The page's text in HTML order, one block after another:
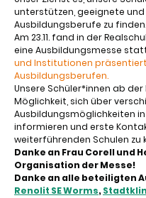
unterstützen, geeignete und
Ausbildungsberufe zu finden.
Am 23.11. fand in der
eine Ausbildungsmesse
und Institutionen
Ausbildungsberufen.
Unsere Schüler*innen ab
Möglichkeit, sich über
Ausbildungsmöglichkeiten
informieren und erste
weiterführenden Schulen zu
Danke an Frau Corell und
Organisation der Messe!
Danke an alle beteiligten
Renolit SE Worms,